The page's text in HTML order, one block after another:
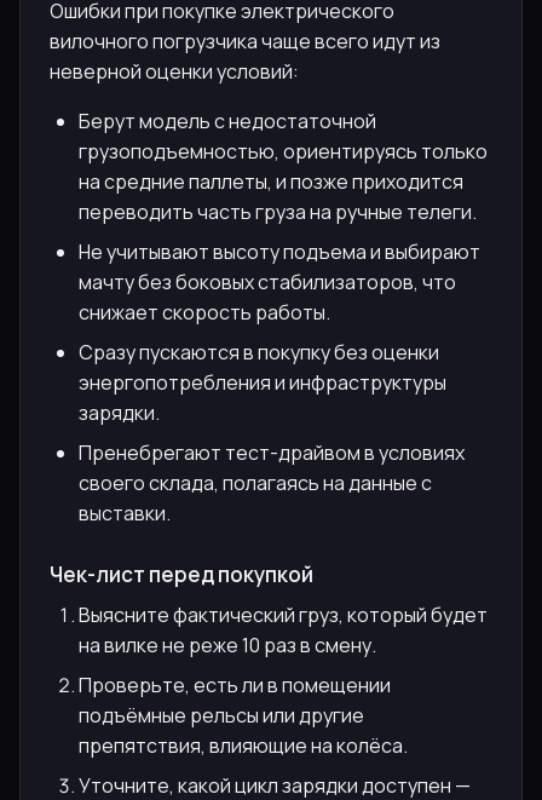
Ошибки при покупке электрического
вилочного погрузчика чаще всего идут из
неверной оценки условий:
Берут модель с недостаточной
грузоподъемностью, ориентируясь только
на средние паллеты, и позже приходится
переводить часть груза на ручные телеги.
Не учитывают высоту подъема и выбирают
мачту без боковых стабилизаторов, что
снижает скорость работы.
Сразу пускаются в покупку без оценки
энергопотребления и инфраструктуры
зарядки.
Пренебрегают тест-драйвом в условиях
своего склада, полагаясь на данные с
выставки.
Чек-лист перед покупкой
Выясните фактический груз, который будет
на вилке не реже 10 раз в смену.
Проверьте, есть ли в помещении
подъёмные рельсы или другие
препятствия, влияющие на колёса.
Уточните, какой цикл зарядки доступен —